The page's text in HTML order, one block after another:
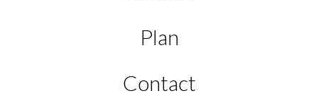
Plan
Contact